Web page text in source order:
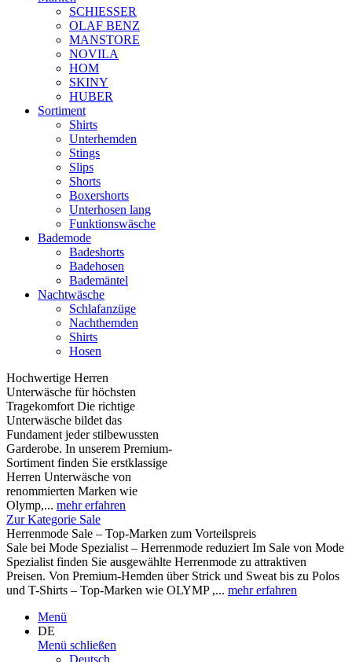
SCHIESSER
OLAF BENZ
MANSTORE
NOVILA
HOM
SKINY
HUBER
Sortiment
Shirts
Unterhemden
Stings
Slips
Shorts
Boxershorts
Unterhosen lang
Funktionswäsche
Bademode
Badeshorts
Badehosen
Bademäntel
Nachtwäsche
Schlafanzüge
Nachthemden
Shirts
Hosen
Hochwertige Herren
Unterwäsche für höchsten
Tragekomfort Die richtige
Unterwäsche bildet das
Fundament jeder stilbewussten
Garderobe. In unserem Premium-
Sortiment finden Sie erstklassige
Herren Unterwäsche von
renommierten Marken wie
Olymp,... mehr erfahren
Zur Kategorie Sale
Herrenmode Sale – Top-Marken zum Vorteilspreis
Sale bei Mode Spezialist – Herrenmode reduziert Im Sale von Mode
Spezialist finden Sie ausgewählte Herrenmode zu attraktiven
Preisen. Von Premium-Hemden über Strick und Sweat bis zu Polos
und T-Shirts – Top-Marken wie OLYMP ,... mehr erfahren
Menü
DE
Menü schließen
Deutsch